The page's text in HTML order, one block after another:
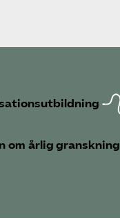
om årlig granskning